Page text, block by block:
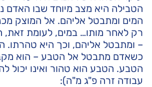
הטבילה היא מצב מיוחד שבו האדם
המים ומתבטל אליהם. אל המוצק
רק לאחר מותו… במים, לעומת זאת,
– ומתבטל אליהם, וכך היא טהרתו.
כשאדם מתבטל אל הטבע – הוא
הטבע. הטבע הוא טהור ואינו יכול
עבודה זרה פ"ג מ"ה):